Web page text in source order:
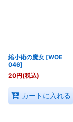
縮小術の魔女 [WOE
046]
20円(税込)
カートに入れる